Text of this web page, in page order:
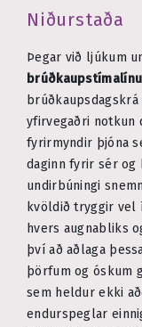
Niðurstaða
Þegar við ljúkum
brúðkaupstímalínu
yfirvegaðri notkun
fyrirmyndir þjóna
daginn fyrir sér
undirbúningi
kvöldið tryggir
hvers augnabliks
því að aðlaga
þörfum og óskum
sem heldur ekki
endurspeglar